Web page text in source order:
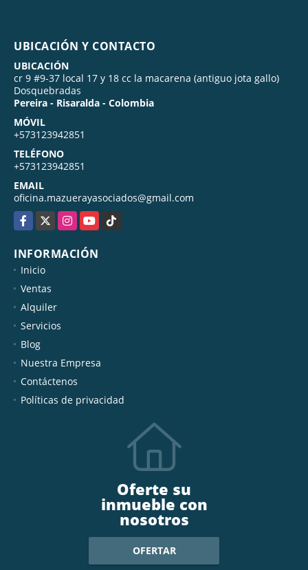
UBICACIÓN Y CONTACTO
UBICACIÓN
cr 9 #9-37 local 17 y 18 cc la macarena (antiguo jota gallo)
Dosquebradas
Pereira - Risaralda - Colombia
MÓVIL
+573123942851
TELÉFONO
+573123942851
EMAIL
oficina.mazuerayasociados@gmail.com
Facebook
X InstagramYouTubeTikTok
INFORMACIÓN
Inicio
Ventas
Alquiler
Servicios
Blog
Nuestra Empresa
Contáctenos
Políticas de privacidad
Oferte su
inmueble con
nosotros
OFERTAR